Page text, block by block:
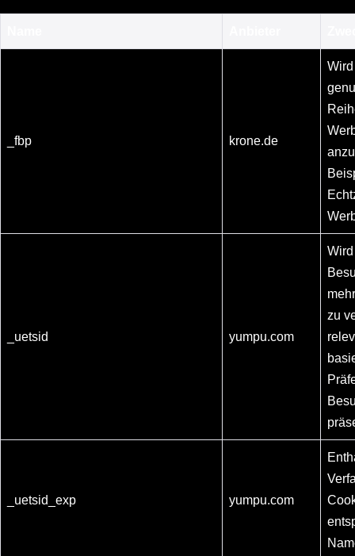
_fbp krone.de
_uetsid yumpu.com
zu
_uetsid_exp yumpu.com